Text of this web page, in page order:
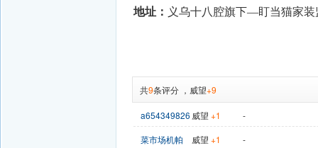
地址： 义乌十八腔旗下—盯当猫家装
共9条评分 ， 威望+9
a654349826 威望 +1
-
菜市场机帕
威望 +1
-